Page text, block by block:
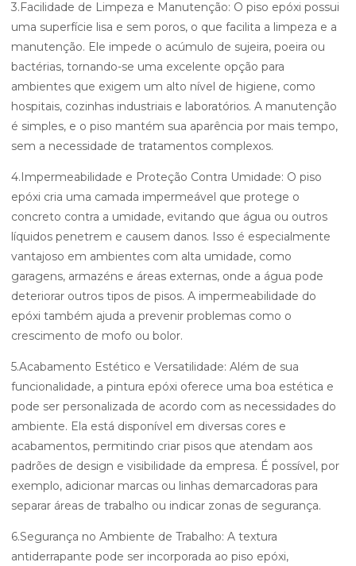
3.Facilidade de Limpeza e Manutenção: O piso epóxi possui
uma superfície lisa e sem poros, o que facilita a limpeza e a
manutenção. Ele impede o acúmulo de sujeira, poeira ou
bactérias, tornando-se uma excelente opção para
ambientes que exigem um alto nível de higiene, como
hospitais, cozinhas industriais e laboratórios. A manutenção
é simples, e o piso mantém sua aparência por mais tempo,
sem a necessidade de tratamentos complexos.
4.Impermeabilidade e Proteção Contra Umidade: O piso
epóxi cria uma camada impermeável que protege o
concreto contra a umidade, evitando que água ou outros
líquidos penetrem e causem danos. Isso é especialmente
vantajoso em ambientes com alta umidade, como
garagens, armazéns e áreas externas, onde a água pode
deteriorar outros tipos de pisos. A impermeabilidade do
epóxi também ajuda a prevenir problemas como o
crescimento de mofo ou bolor.
5.Acabamento Estético e Versatilidade: Além de sua
funcionalidade, a pintura epóxi oferece uma boa estética e
pode ser personalizada de acordo com as necessidades do
ambiente. Ela está disponível em diversas cores e
acabamentos, permitindo criar pisos que atendam aos
padrões de design e visibilidade da empresa. É possível, por
exemplo, adicionar marcas ou linhas demarcadoras para
separar áreas de trabalho ou indicar zonas de segurança.
6.Segurança no Ambiente de Trabalho: A textura
antiderrapante pode ser incorporada ao piso epóxi,